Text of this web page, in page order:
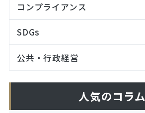
コンプライアンス
SDGs
公共・行政経営
人気のコラム